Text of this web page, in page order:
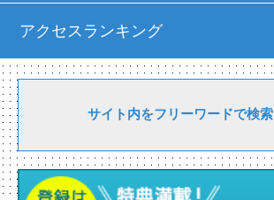
アクセスランキング
サイト内をフリーワードで検索